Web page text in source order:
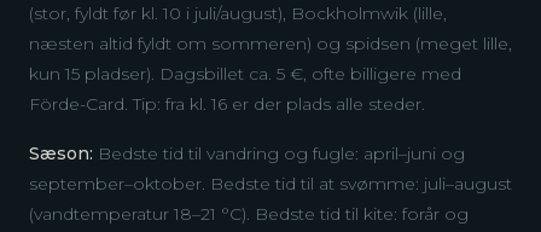
(stor, fyldt før kl. 10 i juli/august), Bockholmwik (lille,
næsten altid fyldt om sommeren) og spidsen (meget lille,
kun 15 pladser). Dagsbillet ca. 5 €, ofte billigere med
Förde-Card. Tip: fra kl. 16 er der plads alle steder.
Sæson: Bedste tid til vandring og fugle: april–juni og
september–oktober. Bedste tid til at svømme: juli–august
(vandtemperatur 18–21 °C). Bedste tid til kite: forår og